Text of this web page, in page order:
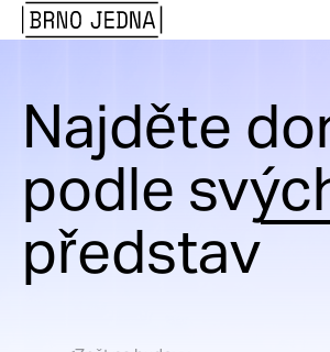
Jedna
Najděte
podle
představ